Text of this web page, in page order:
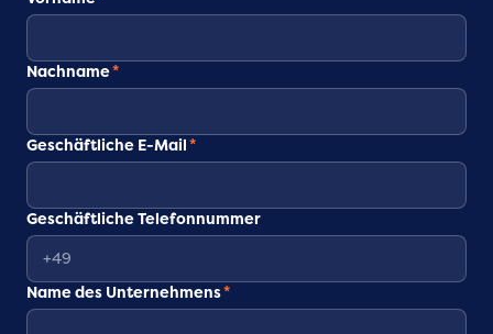
Nachname*
Geschäftliche E-Mail*
Geschäftliche Telefonnummer
Name des Unternehmens*